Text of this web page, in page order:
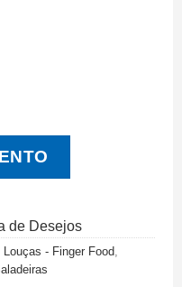
de Desejos
Louças - Finger Food